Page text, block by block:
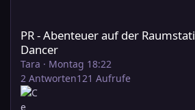
PR - Abenteuer auf der
Dancer
Tara · Montag 18:22
2 Antworten121 Aufrufe